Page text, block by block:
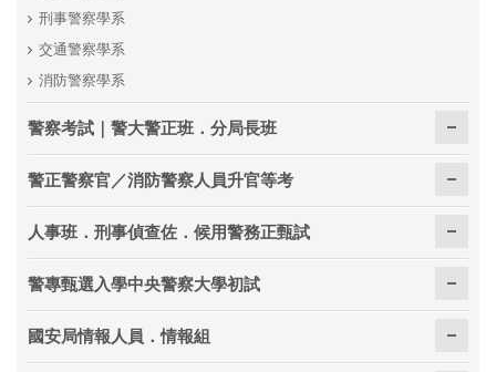
刑事警察學系
交通警察學系
消防警察學系
警察考試｜警大警正班．分局長班
警正警察官／消防警察人員升官等考
人事班．刑事偵查佐．候用警務正甄試
警專甄選入學中央警察大學初試
國安局情報人員．情報組